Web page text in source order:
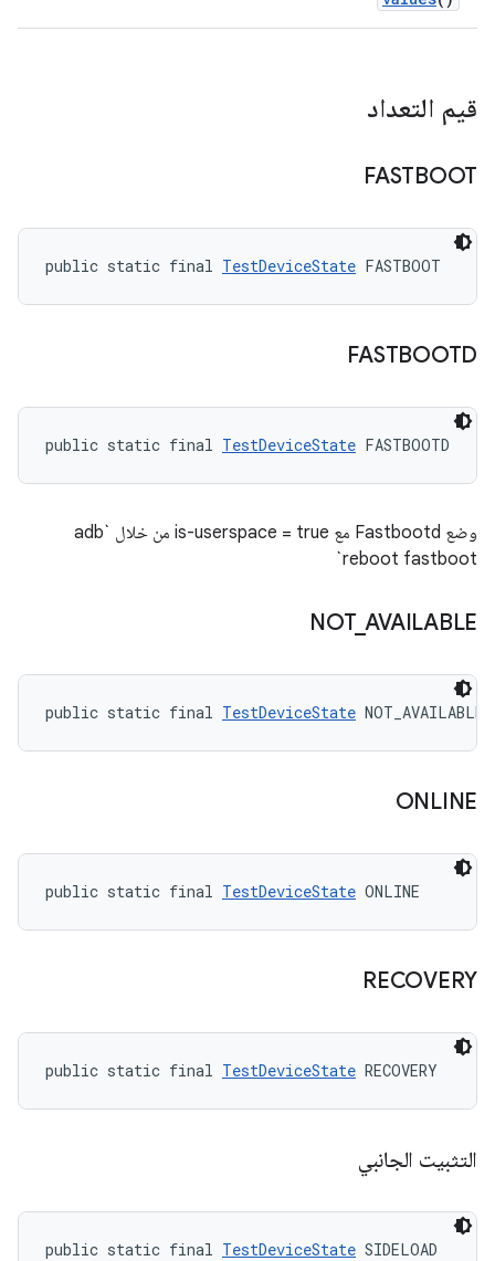
قيم التعداد
FASTBOOT
public static final TestDeviceState FASTBOOT
FASTBOOTD
public static final TestDeviceState FASTBOOTD
وضع Fastbootd مع is-userspace = true من خلال `adb
reboot fastboot`
NOT_AVAILABLE
public static final TestDeviceState NOT_AVAILABLE
ONLINE
public static final TestDeviceState ONLINE
RECOVERY
public static final TestDeviceState RECOVERY
التثبيت الجانبي
public static final TestDeviceState SIDELOAD